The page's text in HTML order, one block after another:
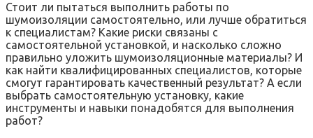
Стоит ли пытаться выполнить работы по
шумоизоляции самостоятельно, или лучше обратиться
к специалистам? Какие риски связаны с
самостоятельной установкой, и насколько сложно
правильно уложить шумоизоляционные материалы? И
как найти квалифицированных специалистов, которые
смогут гарантировать качественный результат? А если
выбрать самостоятельную установку, какие
инструменты и навыки понадобятся для выполнения
работ?